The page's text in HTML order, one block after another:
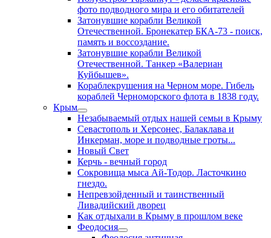
фото подводного мира и его обитателей
Затонувшие корабли Великой
Отечественной. Бронекатер БКА-73 - поиск,
память и воссоздание.
Затонувшие корабли Великой
Отечественной. Танкер «Валериан
Куйбышев».
Кораблекрушения на Черном море. Гибель
кораблей Черноморского флота в 1838 году.
Крым
Незабываемый отдых нашей семьи в Крыму
Севастополь и Херсонес, Балаклава и
Инкерман, море и подводные гроты...
Новый Свет
Керчь - вечный город
Сокровища мыса Ай-Тодор. Ласточкино
гнездо.
Непревзойденный и таинственный
Ливадийский дворец
Как отдыхали в Крыму в прошлом веке
Феодосия